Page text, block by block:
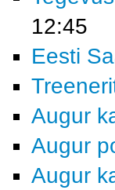
12:45
Eesti
Augur
Augur
Augur